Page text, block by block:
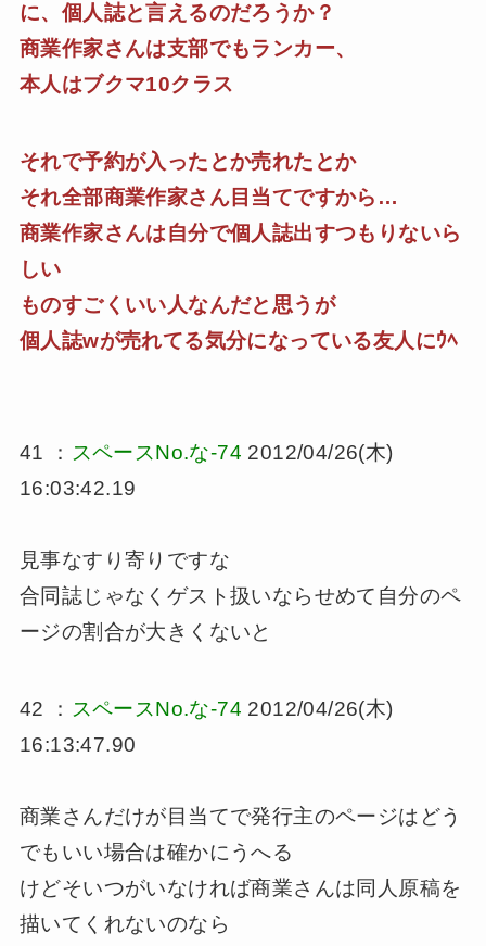
に、個人誌と言えるのだろうか？
商業作家さんは支部でもランカー、
本人はブクマ10クラス
それで予約が入ったとか売れたとか
それ全部商業作家さん目当てですから…
商業作家さんは自分で個人誌出すつもりないら
しい
ものすごくいい人なんだと思うが
個人誌wが売れてる気分になっている友人にｳﾍ
41 ： スペースNo.な-74 2012/04/26(木)
16:03:42.19
見事なすり寄りですな
合同誌じゃなくゲスト扱いならせめて自分のペ
ージの割合が大きくないと
42 ： スペースNo.な-74 2012/04/26(木)
16:13:47.90
商業さんだけが目当てで発行主のページはどう
でもいい場合は確かにうへる
けどそいつがいなければ商業さんは同人原稿を
描いてくれないのなら